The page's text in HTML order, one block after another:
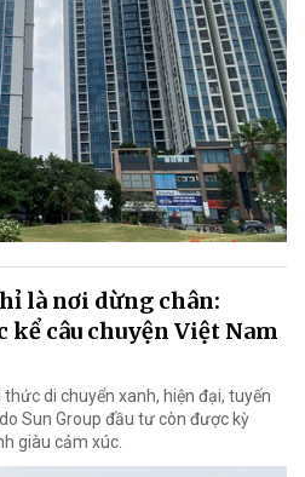
là nơi dừng chân:
kể câu chuyện Việt Nam
di chuyển xanh, hiện đại, tuyến
Sun Group đầu tư còn được kỳ
giàu cảm xúc.